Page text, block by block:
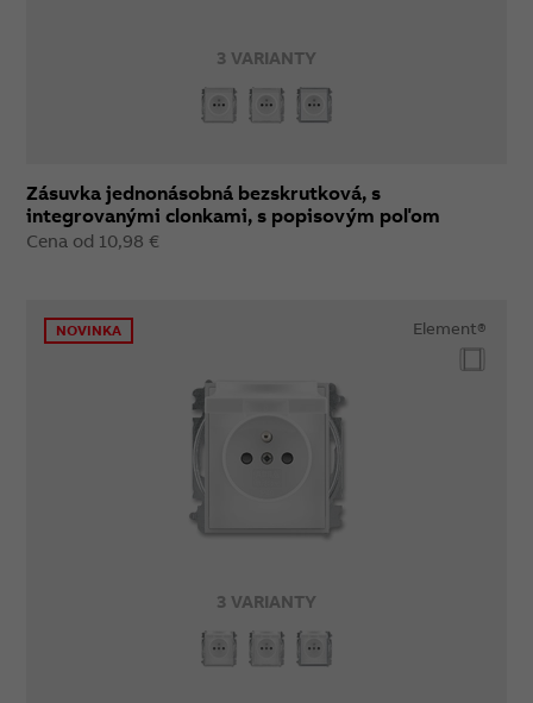
3 VARIANTY
Zásuvka jednonásobná bezskrutková, s
integrovanými clonkami, s popisovým poľom
Cena od 10,98 €
3 VARIANTY
NOVINKA Element®